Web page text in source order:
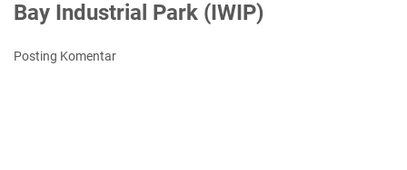
Bay Industrial Park (IWIP)
Posting Komentar